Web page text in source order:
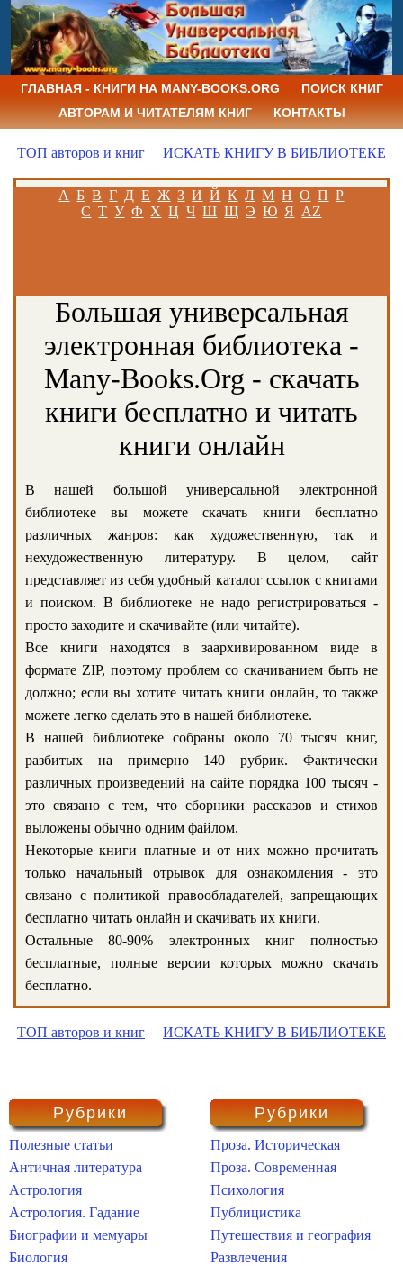
ГЛАВНАЯ - КНИГИ НА MANY-BOOKS.ORG
ПОИСК КНИГ
АВТОРАМ И ЧИТАТЕЛЯМ КНИГ
КОНТАКТЫ
ТОП авторов и книг ИСКАТЬ КНИГУ В БИБЛИОТЕКЕ
А Б В Г Д Е Ж З И Й К Л М Н О П Р
С Т У Ф Х Ц Ч Ш Щ Э Ю Я AZ
Большая универсальная
электронная библиотека -
Many-Books.Org - скачать
книги бесплатно и читать
книги онлайн
В нашей большой универсальной электронной
библиотеке вы можете скачать книги бесплатно
различных жанров: как художественную, так и
нехудожественную литературу. В целом, сайт
представляет из себя удобный каталог ссылок с книгами
и поиском. В библиотеке не надо регистрироваться -
просто заходите и скачивайте (или читайте).
Все книги находятся в заархивированном виде в
формате ZIP, поэтому проблем со скачиванием быть не
должно; если вы хотите читать книги онлайн, то также
можете легко сделать это в нашей библиотеке.
В нашей библиотеке собраны около 70 тысяч книг,
разбитых на примерно 140 рубрик. Фактически
различных произведений на сайте порядка 100 тысяч -
это связано с тем, что сборники рассказов и стихов
выложены обычно одним файлом.
Некоторые книги платные и от них можно прочитать
только начальный отрывок для ознакомления - это
связано с политикой правообладателей, запрещающих
бесплатно читать онлайн и скачивать их книги.
Остальные 80-90% электронных книг полностью
бесплатные, полные версии которых можно скачать
бесплатно.
ТОП авторов и книг ИСКАТЬ КНИГУ В БИБЛИОТЕКЕ
Рубрики
Полезные статьи
Античная литература
Астрология
Астрология. Гадание
Биографии и мемуары
Биология
Рубрики
Проза. Историческая
Проза. Современная
Психология
Публицистика
Путешествия и география
Развлечения